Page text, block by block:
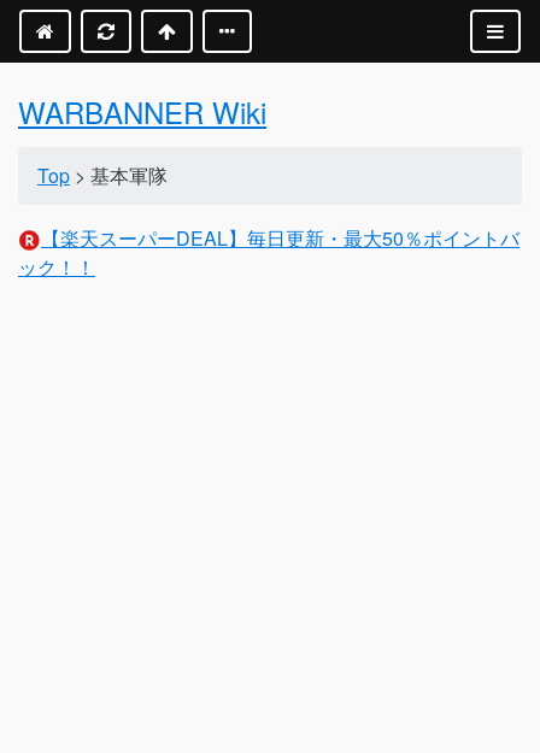
WARBANNER Wiki
Top > 基本軍隊
【楽天スーパーDEAL】毎日更新・最大50％ポイントバ
ック！！